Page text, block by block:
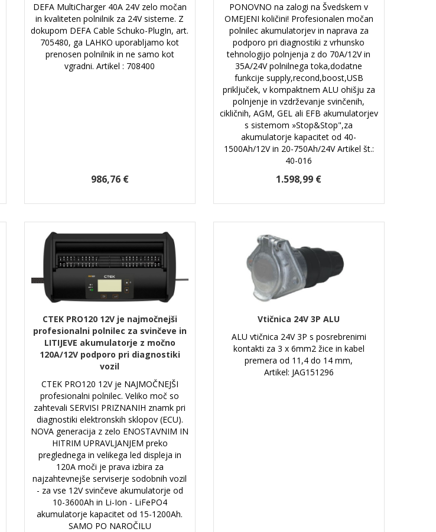
DEFA MultiCharger 40A 24V zelo močan
in kvaliteten polnilnik za 24V sisteme. Z
dokupom DEFA Cable Schuko-PlugIn, art.
705480, ga LAHKO uporabljamo kot
prenosen polnilnik in ne samo kot
vgradni. Artikel : 708400
986,76 €
PONOVNO na zalogi na Švedskem v
OMEJENI količini! Profesionalen močan
polnilec akumulatorjev in naprava za
podporo pri diagnostiki z vrhunsko
tehnologijo polnjenja z do 70A/12V in
35A/24V polnilnega toka,dodatne
funkcije supply,recond,boost,USB
priključek, v kompaktnem ALU ohišju za
polnjenje in vzdrževanje svinčenih,
cikličnih, AGM, GEL ali EFB akumulatorjev
s sistemom »Stop&Stop",za
akumulatorje kapacitet od 40-
1500Ah/12V in 20-750Ah/24V Artikel št.:
40-016
1.598,99 €
CTEK PRO120 12V je najmočnejši
profesionalni polnilec za svinčeve in
LITIJEVE akumulatorje z močno
120A/12V podporo pri diagnostiki
vozil
CTEK PRO120 12V je NAJMOČNEJŠI
profesionalni polnilec. Veliko moč so
zahtevali SERVISI PRIZNANIH znamk pri
diagnostiki elektronskih sklopov (ECU).
NOVA generacija z zelo ENOSTAVNIM IN
HITRIM UPRAVLJANJEM preko
preglednega in velikega led displeja in
120A moči je prava izbira za
najzahtevnejše serviserje sodobnih vozil
- za vse 12V svinčeve akumulatorje od
10-3600Ah in Li-Ion - LiFePO4
akumulatorje kapacitet od 15-1200Ah.
SAMO PO NAROČILU
Vtičnica 24V 3P ALU
ALU vtičnica 24V 3P s posrebrenimi
kontakti za 3 x 6mm2 žice in kabel
premera od 11,4 do 14 mm,
Artikel: JAG151296